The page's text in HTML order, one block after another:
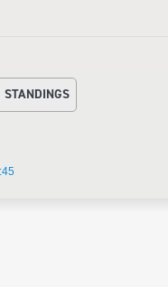
STANDINGS